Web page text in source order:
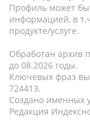
Профиль может
информацией, в
продукте/услуге.
Обработан архив
до 08.2026 годы.
Ключевых фраз
724413.
Создано именных
Редакция